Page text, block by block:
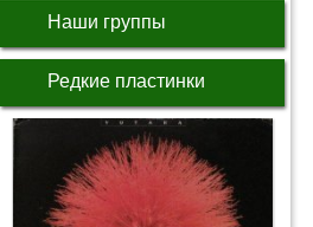
Наши группы
Редкие пластинки